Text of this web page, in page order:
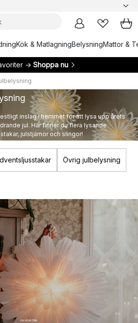
Kök & MatlagningBelysningMattor &
→ Shoppa nu
inslag i hemmet för att lysa upp årets
jul. Här finner du flera lysande
julstjärnor och slingor!
Övrig julbelysning
FAVORITER